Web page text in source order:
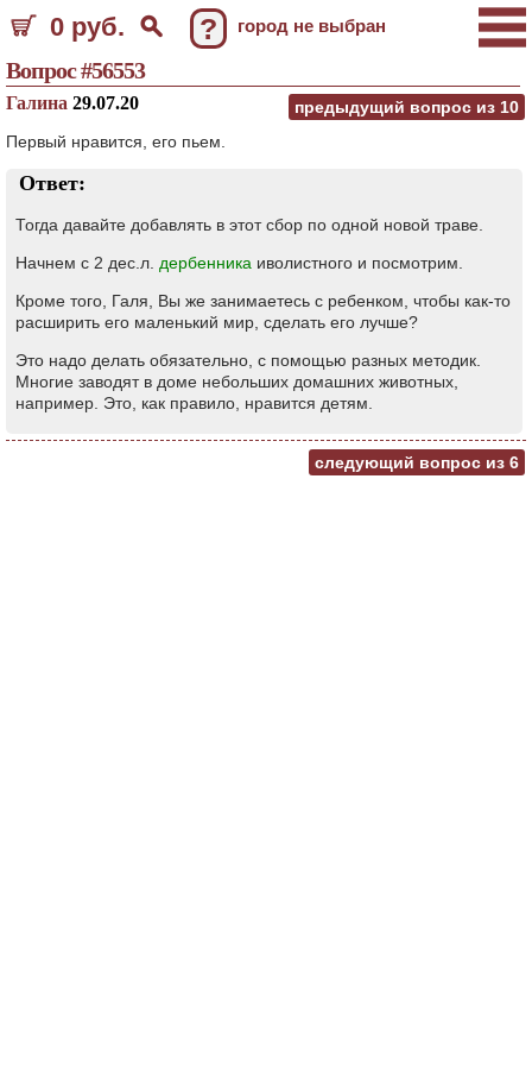
0 руб. ? город не выбран
Вопрос #56553
предыдущий вопрос из 10
Галина 29.07.20
Первый нравится, его пьем.
Ответ:
Тогда давайте добавлять в этот сбор по одной новой траве.
Начнем с 2 дес.л. дербенника иволистного и посмотрим.
Кроме того, Галя, Вы же занимаетесь с ребенком, чтобы как-то
расширить его маленький мир, сделать его лучше?
Это надо делать обязательно, с помощью разных методик.
Многие заводят в доме небольших домашних животных,
например. Это, как правило, нравится детям.
следующий вопрос из 6